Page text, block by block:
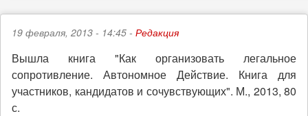
19 февраля, 2013 - 14:45 - Редакция
Вышла книга "Как организовать легальное
сопротивление. Автономное Действие. Книга для
участников, кандидатов и сочувствующих". М., 2013, 80
с.